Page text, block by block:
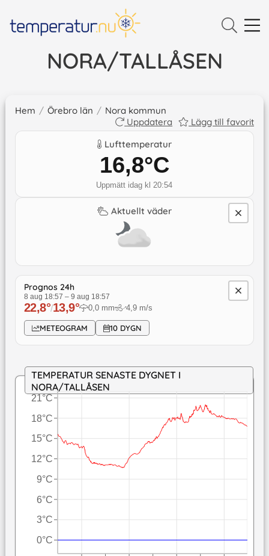
NORA/TALLÅSEN
Hem / Örebro län / Nora kommun
Uppdatera
Lägg till favorit
Lufttemperatur
16,8°C
Uppmätt idag kl 20:54
Aktuellt väder
Prognos 24h
8 aug 18:57 – 9 aug 18:57
22,8°/13,9° 0,0 mm ↓4,9 m/s
METEOGRAM 10 DYGN
TEMPERATUR SENASTE DYGNET I
NORA/TALLÅSEN
0°C
3°C
6°C
9°C
12°C
15°C
18°C
21°C